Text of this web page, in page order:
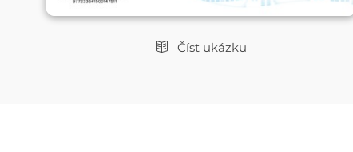
Číst ukázku